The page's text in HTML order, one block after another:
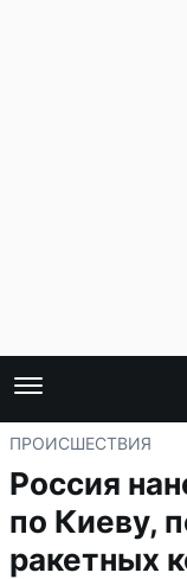
ПРОИСШЕСТВИЯ
Россия
по Киеву,
ракетных